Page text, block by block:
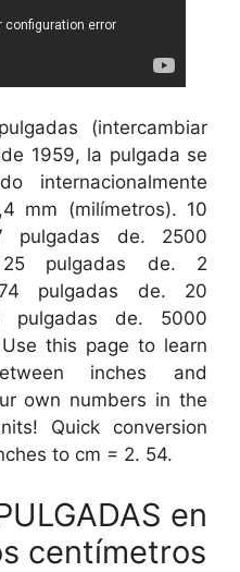
(intercambiar
1959, la pulgada se
internacionalmente
mm (milímetros). 10
pulgadas de. 2500
pulgadas de. 2
pulgadas de. 20
pulgadas de. 5000
this page to learn
inches and
own numbers in the
Quick conversion
to cm = 2. 54.
en
centímetros